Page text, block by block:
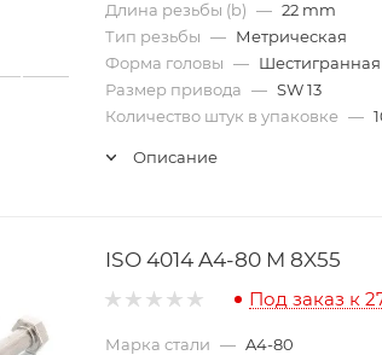
Длина резьбы (b) — 22 mm
Тип резьбы — Метрическая
Форма головы — Шестигранная
Размер привода — SW 13
Количество штук в упаковке —
Описание
ISO 4014 A4-80 M 8X55
Под заказ к
Марка стали — A4-80